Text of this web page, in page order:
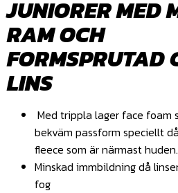
JUNIORER MED
RAM OCH
FORMSPRUTAD
LINS
Med trippla lager face foam
bekväm passform speciellt
fleece som är närmast huden.
Minskad immbildning då
fog